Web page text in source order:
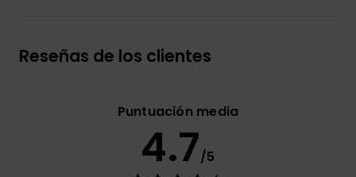
Reseñas de los clientes
Puntuación media
4.7/5